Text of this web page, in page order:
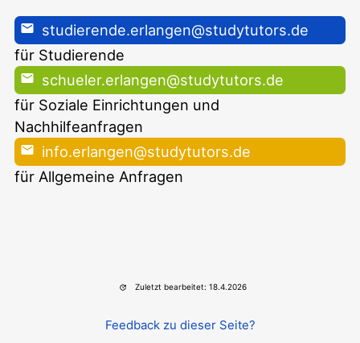
studierende.erlangen@studytutors.de
für Studierende
schueler.erlangen@studytutors.de
für Soziale Einrichtungen und
Nachhilfeanfragen
info.erlangen@studytutors.de
für Allgemeine Anfragen
Zuletzt bearbeitet: 18.4.2026
Feedback zu dieser Seite?